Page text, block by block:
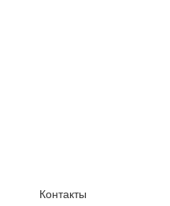
Контакты